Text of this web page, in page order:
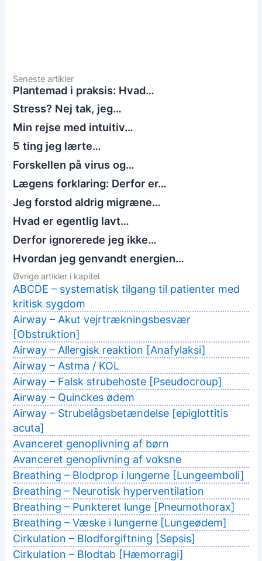
Seneste artikler
Plantemad i praksis: Hvad…
Stress? Nej tak, jeg…
Min rejse med intuitiv…
5 ting jeg lærte…
Forskellen på virus og…
Lægens forklaring: Derfor er…
Jeg forstod aldrig migræne…
Hvad er egentlig lavt…
Derfor ignorerede jeg ikke…
Hvordan jeg genvandt energien…
Øvrige artikler i kapitel
ABCDE – systematisk tilgang til patienter med
kritisk sygdom
Airway – Akut vejrtrækningsbesvær
[Obstruktion]
Airway – Allergisk reaktion [Anafylaksi]
Airway – Astma / KOL
Airway – Falsk strubehoste [Pseudocroup]
Airway – Quinckes ødem
Airway – Strubelågsbetændelse [epiglottitis
acuta]
Avanceret genoplivning af børn
Avanceret genoplivning af voksne
Breathing – Blodprop i lungerne [Lungeemboli]
Breathing – Neurotisk hyperventilation
Breathing – Punkteret lunge [Pneumothorax]
Breathing – Væske i lungerne [Lungeødem]
Cirkulation – Blodforgiftning [Sepsis]
Cirkulation – Blodtab [Hæmorragi]